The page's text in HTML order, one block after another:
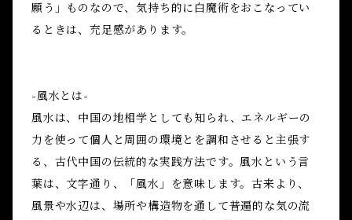
願う」ものなので、気持ち的に白魔術をおこなってい
るときは、充足感があります。
-風水とは-
風水は、中国の地相学としても知られ、エネルギーの
力を使って個人と周囲の環境とを調和させると主張す
る、古代中国の伝統的な実践方法です。風水という言
葉は、文字通り、「風水」を意味します。古来より、
風景や水辺は、場所や構造物を通して普遍的な気の流